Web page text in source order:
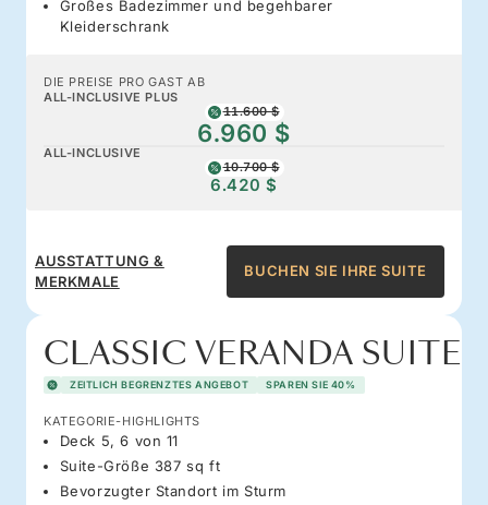
Großes Badezimmer und begehbarer
Kleiderschrank
DIE PREISE PRO GAST AB
ALL-INCLUSIVE PLUS
11.600 $
6.960 $
ALL-INCLUSIVE
10.700 $
6.420 $
AUSSTATTUNG &
MERKMALE
BUCHEN SIE IHRE SUITE
CLASSIC VERANDA SUITE
ZEITLICH BEGRENZTES ANGEBOT SPAREN SIE 40%
KATEGORIE-HIGHLIGHTS
Deck 5, 6 von 11
Suite-Größe 387 sq ft
Bevorzugter Standort im Sturm